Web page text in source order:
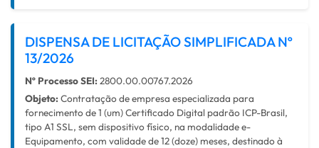
DISPENSA DE LICITAÇÃO SIMPLIFICADA Nº
13/2026
Nº Processo SEI: 2800.00.00767.2026
Objeto: Contratação de empresa especializada para
fornecimento de 1 (um) Certificado Digital padrão ICP-Brasil,
tipo A1 SSL, sem dispositivo físico, na modalidade e-
Equipamento, com validade de 12 (doze) meses, destinado à